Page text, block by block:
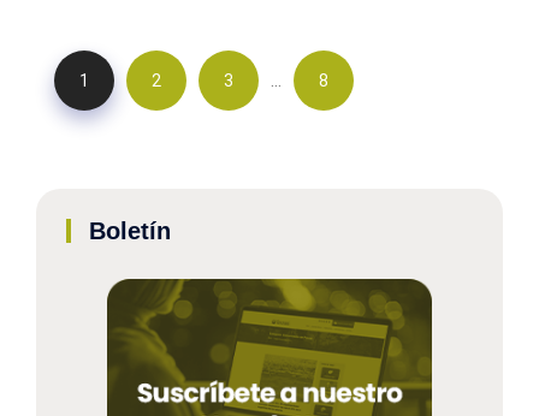
1 2 3 … 8
Boletín